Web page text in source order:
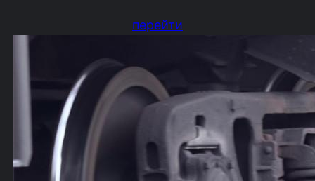
перейти